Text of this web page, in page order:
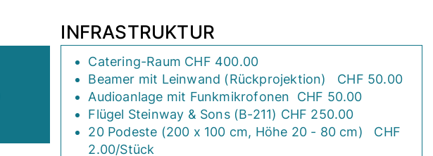
INFRASTRUKTUR
Catering-Raum CHF 400.00
Beamer mit Leinwand (Rückprojektion) CHF 50.00
Audioanlage mit Funkmikrofonen CHF 50.00
Flügel Steinway & Sons (B-211) CHF 250.00
20 Podeste (200 x 100 cm, Höhe 20 - 80 cm) CHF
2.00/Stück